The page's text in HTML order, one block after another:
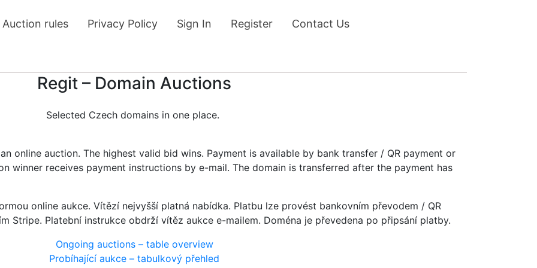
Auction rules Privacy Policy Sign In Register Contact Us
Regit – Domain Auctions
Selected Czech domains in one place.
online auction. The highest valid bid wins. Payment is available by bank transfer / QR payment or
winner receives payment instructions by e-mail. The domain is transferred after the payment has
online aukce. Vítězí nejvyšší platná nabídka. Platbu lze provést bankovním převodem / QR
Stripe. Platební instrukce obdrží vítěz aukce e-mailem. Doména je převedena po připsání platby.
Ongoing auctions – table overview
Probíhající aukce – tabulkový přehled